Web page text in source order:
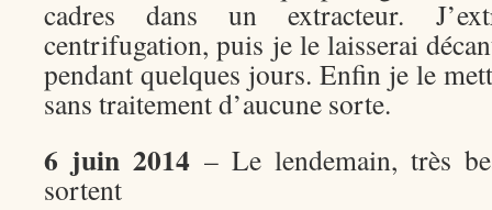
cadres dans un extracteur.
centrifugation, puis je le laisserai
pendant quelques jours. Enfin je le
sans traitement d’aucune sorte.
6 juin 2014 – Le lendemain, très
sortent